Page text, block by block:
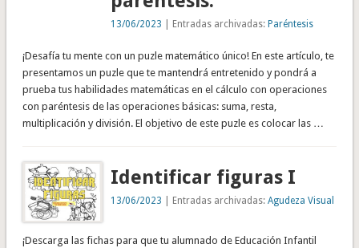
13/06/2023 | Entradas archivadas:Paréntesis
¡Desafía tu mente con un puzle matemático único! En este artículo, te
presentamos un puzle que te mantendrá entretenido y pondrá a
prueba tus habilidades matemáticas en el cálculo con operaciones
con paréntesis de las operaciones básicas: suma, resta,
multiplicación y división. El objetivo de este puzle es colocar las …
Identificar figuras I
13/06/2023 | Entradas archivadas:Agudeza Visual
¡Descarga las fichas para que tu alumnado de Educación Infantil